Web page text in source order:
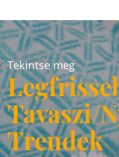
Tekintse meg
Tavaszi/
Trendek